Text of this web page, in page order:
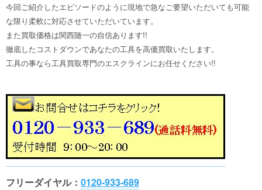
今回ご紹介したエピソードのように現地で急なご要望いただいても可能
な限り柔軟に対応させていただいています。
また買取価格は関西随一の自信あります!!
徹底したコストダウンであなたの工具を高価買取いたします。
工具の事なら工具買取専門のエスクラインにお任せください!!
フリーダイヤル： 0120-933-689